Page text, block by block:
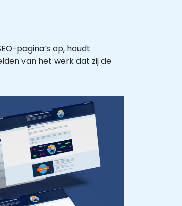
pagina’s op, houdt
van het werk dat zij de